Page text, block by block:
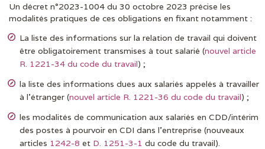
Un décret n°2023-1004 du 30 octobre 2023 précise les
modalités pratiques de ces obligations en fixant notamment :
La liste des informations sur la relation de travail qui doivent
être obligatoirement transmises à tout salarié (nouvel article
R. 1221-34 du code du travail) ;
la liste des informations dues aux salariés appelés à travailler
à l’étranger (nouvel article R. 1221-36 du code du travail) ;
les modalités de communication aux salariés en CDD/intérim
des postes à pourvoir en CDI dans l’entreprise (nouveaux
articles 1242-8 et D. 1251-3-1 du code du travail).